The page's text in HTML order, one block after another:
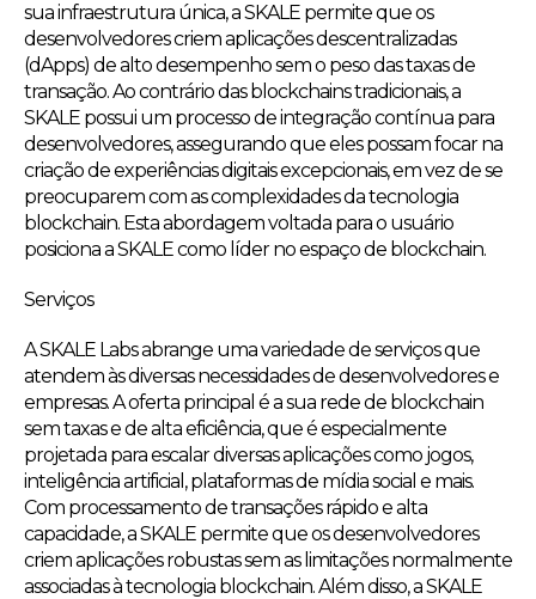
sua infraestrutura única, a SKALE permite que os
desenvolvedores criem aplicações descentralizadas
(dApps) de alto desempenho sem o peso das taxas de
transação. Ao contrário das blockchains tradicionais, a
SKALE possui um processo de integração contínua para
desenvolvedores, assegurando que eles possam focar na
criação de experiências digitais excepcionais, em vez de se
preocuparem com as complexidades da tecnologia
blockchain. Esta abordagem voltada para o usuário
posiciona a SKALE como líder no espaço de blockchain.
Serviços
A SKALE Labs abrange uma variedade de serviços que
atendem às diversas necessidades de desenvolvedores e
empresas. A oferta principal é a sua rede de blockchain
sem taxas e de alta eficiência, que é especialmente
projetada para escalar diversas aplicações como jogos,
inteligência artificial, plataformas de mídia social e mais.
Com processamento de transações rápido e alta
capacidade, a SKALE permite que os desenvolvedores
criem aplicações robustas sem as limitações normalmente
associadas à tecnologia blockchain. Além disso, a SKALE